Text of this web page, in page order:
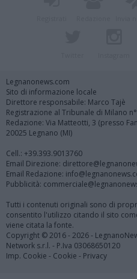
Legnanonews.com
Sito di informazione locale
Direttore responsabile: Marco Tajè
Registrazione al Tribunale di Milano
Redazione: Via Matteotti, 3 (presso
20025 Legnano (MI)
Cell.: +39.393.9013760
Email Direzione:
Email Redazione:
Pubblicità:
Tutti i contenuti originali sono di
consentito l'utilizzo citando il sito
viene citata la fonte.
Copyright © 2016 - 2026 -
Network s.r.l. - P.Iva 03068650120
Imp. Cookie - Cookie - Privacy